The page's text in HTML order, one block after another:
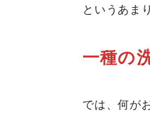
というあま
一種の
では、何が